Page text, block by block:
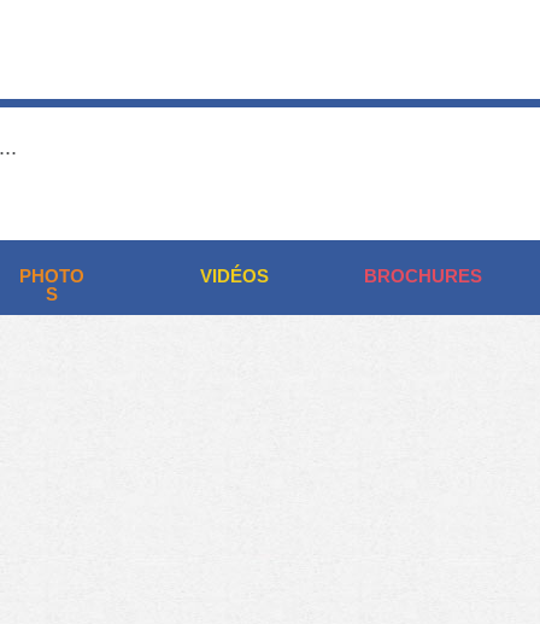
PHOTO
S
VIDÉOS BROCHURES